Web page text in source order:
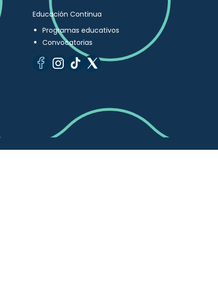
Educación Continua
Programas educativos
Convocatorias